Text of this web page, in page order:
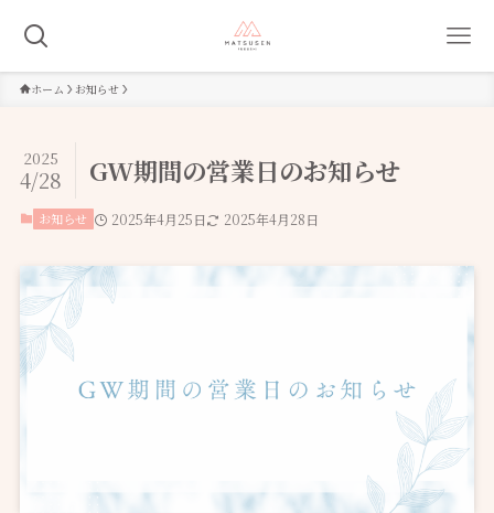
ホーム お知らせ
GW期間の営業日のお知らせ
2025
4/28
お知らせ 2025年4月25日 2025年4月28日